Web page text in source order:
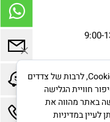
לידיעתך, באתרנו נעשה שימוש בקבצי Cookies, לרבות של צדדים
חוויית הגלישה
באתר מהווה את
במדיניות